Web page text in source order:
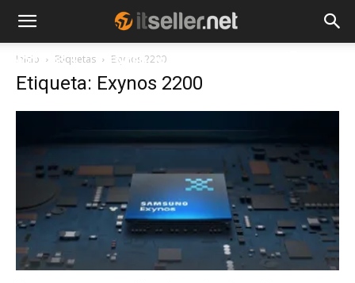
NOTICIAS TENDENCIAS
Inicio Etiquetas Exynos 2200
Etiqueta: Exynos 2200